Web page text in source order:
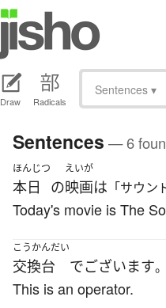
Draw Radicals
Sentences ▾
Sentences — 6
ほんじつ
本日 の
えいが
映画は 「サウン
Today's movie is The
こうかんだい
交換台 でございます。
This is an operator.